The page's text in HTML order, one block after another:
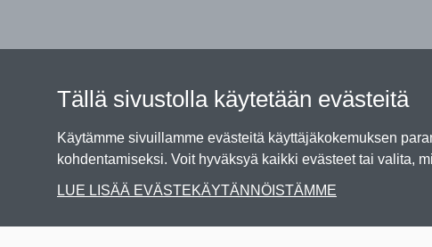
Tällä sivustolla käytetään evästeitä
Käytämme sivuillamme evästeitä käyttäjäkokemuksen
kohdentamiseksi. Voit hyväksyä kaikki evästeet tai valita,
LUE LISÄÄ EVÄSTEKÄYTÄNNÖISTÄMME